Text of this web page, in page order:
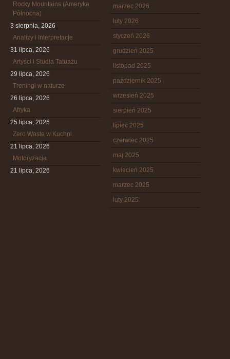
Rocky Mountains (Ameryka
Północna)
3 sierpnia, 2026
Analizy i Interpretacje
31 lipca, 2026
Artyści i Studia Tatuażu
29 lipca, 2026
Treningi w naturze
26 lipca, 2026
Afryka
25 lipca, 2026
Zero Waste w Kuchni
21 lipca, 2026
Motoryzacja
21 lipca, 2026
marzec 2026
luty 2026
styczeń 2026
grudzień 2025
listopad 2025
październik 2025
wrzesień 2025
sierpień 2025
lipiec 2025
czerwiec 2025
maj 2025
kwiecień 2025
marzec 2025
luty 2025